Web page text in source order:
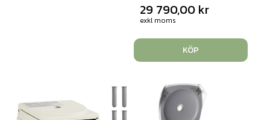
29 790,00 kr
exkl moms
KÖP